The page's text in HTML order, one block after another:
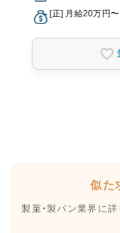
[正] 月給20万円〜
似た
製菓・製パン業界に